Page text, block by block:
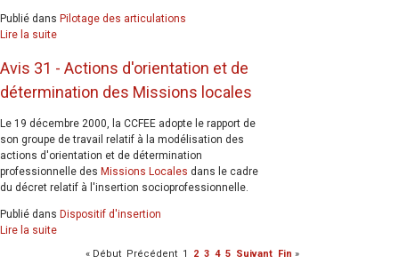
Publié dans Pilotage des articulations
Lire la suite
Avis 31 - Actions d'orientation et de
détermination des Missions locales
Le 19 décembre 2000, la CCFEE adopte le rapport de
son groupe de travail relatif à la modélisation des
actions d'orientation et de détermination
professionnelle des Missions Locales dans le cadre
du décret relatif à l'insertion socioprofessionnelle.
Publié dans Dispositif d'insertion
Lire la suite
« Début Précédent 1 2 3 4 5 Suivant Fin »